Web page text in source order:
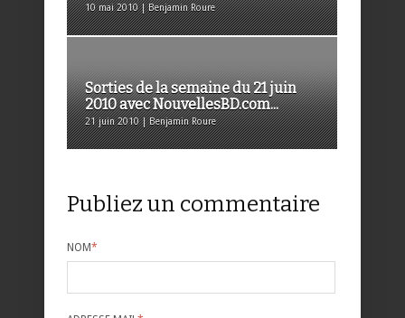
10 mai 2010 | Benjamin Roure
Sorties de la semaine du 21 juin
2010 avec NouvellesBD.com...
21 juin 2010 | Benjamin Roure
Publiez un commentaire
NOM*